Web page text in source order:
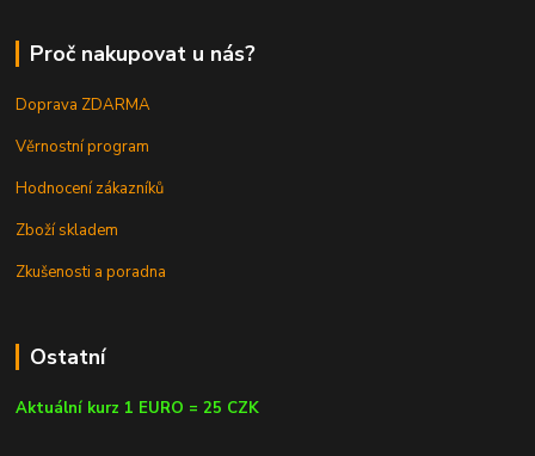
Proč nakupovat u nás?
Doprava ZDARMA
Věrnostní program
Hodnocení zákazníků
Zboží skladem
Zkušenosti a poradna
Ostatní
Aktuální kurz 1 EURO = 25 CZK